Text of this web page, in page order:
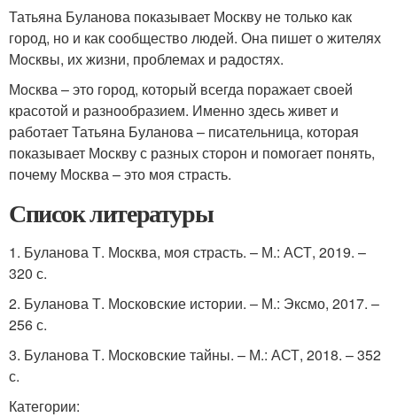
Татьяна Буланова показывает Москву не только как
город, но и как сообщество людей. Она пишет о жителях
Москвы, их жизни, проблемах и радостях.
Москва – это город, который всегда поражает своей
красотой и разнообразием. Именно здесь живет и
работает Татьяна Буланова – писательница, которая
показывает Москву с разных сторон и помогает понять,
почему Москва – это моя страсть.
Список литературы
1. Буланова Т. Москва, моя страсть. – М.: АСТ, 2019. –
320 с.
2. Буланова Т. Московские истории. – М.: Эксмо, 2017. –
256 с.
3. Буланова Т. Московские тайны. – М.: АСТ, 2018. – 352
с.
Категории: